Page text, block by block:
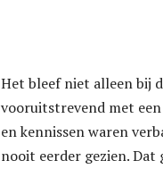
Het bleef niet alleen bij
vooruitstrevend met
en kennissen waren
nooit eerder gezien.